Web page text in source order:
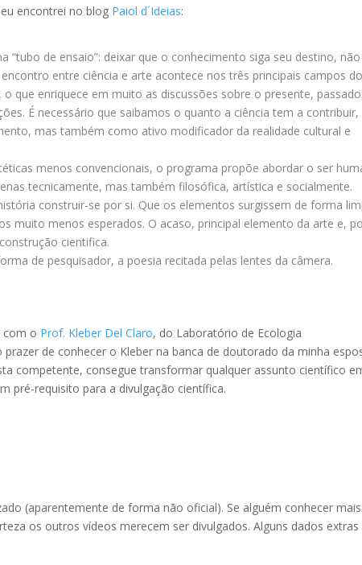
encontrei no blog Paiol d´Ideias:
de ensaio”: deixar que o conhecimento siga seu destino, não
entre ciência e arte acontece nos três principais campos do
que enriquece em muito as discussões sobre o presente,
É necessário que saibamos o quanto a ciência tem a contribuir,
mas também como ativo modificador da realidade cultural e
menos convencionais, o programa propõe abordar o ser
tecnicamente, mas também filosófica, artística e socialmente.
construir-se por si. Que os elementos surgissem de forma
muito menos esperados. O acaso, principal elemento da arte e,
cientifica.
de pesquisador, a poesia recitada pelas lentes da câmera.
com o Prof. Kleber Del Claro, do Laboratório de Ecologia
de conhecer o Kleber na banca de doutorado da minha
competente, consegue transformar qualquer assunto científico
pré-requisito para a divulgação científica.
(aparentemente de forma não oficial). Se alguém conhecer
os outros vídeos merecem ser divulgados. Alguns dados extras